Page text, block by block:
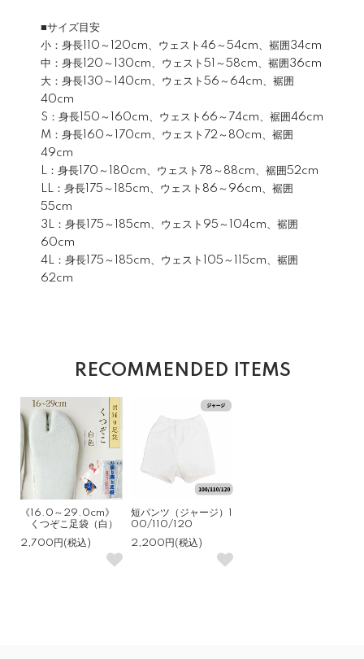
■サイズ目安
小：身長110～120cm、ウェスト46～54cm、裾囲34cm
中：身長120～130cm、ウェスト51～58cm、裾囲36cm
大：身長130～140cm、ウェスト56～64cm、裾囲
40cm
S：身長150～160cm、ウェスト66～74cm、裾囲46cm
M：身長160～170cm、ウェスト72～80cm、裾囲
49cm
L：身長170～180cm、ウェスト78～88cm、裾囲52cm
LL：身長175～185cm、ウェスト86～96cm、裾囲
55cm
3L：身長175～185cm、ウェスト95～104cm、裾囲
60cm
4L：身長175～185cm、ウェスト105～115cm、裾囲
62cm
RECOMMENDED ITEMS
《16.0～29.0cm》
くつぞこ足袋（白）
2,700円(税込)
短パンツ（ジャージ）1
00/110/120
2,200円(税込)